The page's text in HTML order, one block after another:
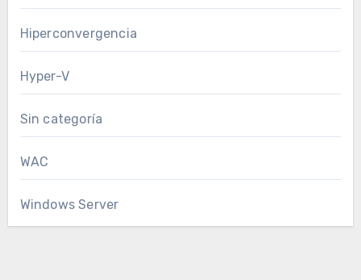
Hiperconvergencia
Hyper-V
Sin categoría
WAC
Windows Server